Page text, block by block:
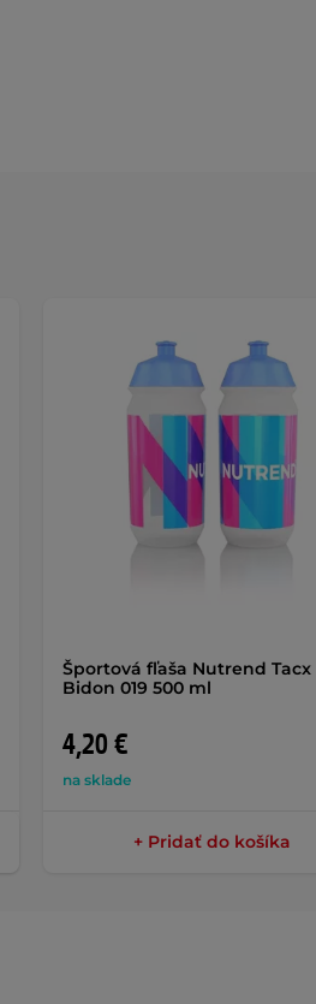
Športová fľaša Nutrend Tacx
Bidon 019 500 ml
4,20 €
na sklade
+ Pridať do košíka